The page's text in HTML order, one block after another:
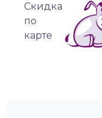
Cкидка
по
карте